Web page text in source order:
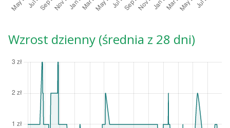
Wzrost dzienny (średnia z 28 dni)